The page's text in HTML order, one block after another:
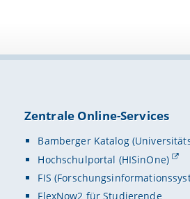
Zentrale Online-Services
Bamberger Katalog
Hochschulportal (HISinOne)
FIS
FlexNow2 für Studierende